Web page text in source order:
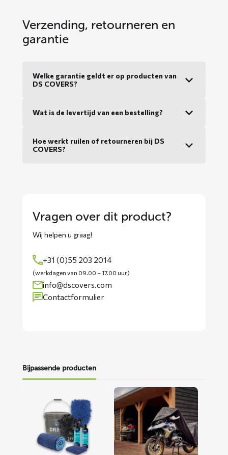
Verzending, retourneren en
garantie
Welke garantie geldt er op producten van
DS COVERS?
Wat is de levertijd van een bestelling?
Hoe werkt ruilen of retourneren bij DS
COVERS?
Vragen over dit product?
Wij helpen u graag!
+31 (0)55 203 2014
(werkdagen van 09.00 – 17.00 uur)
info@dscovers.com
Contactformulier
Bijpassende producten
Motorwaspakket
Lees
meer
over
ALFA
motorhoes